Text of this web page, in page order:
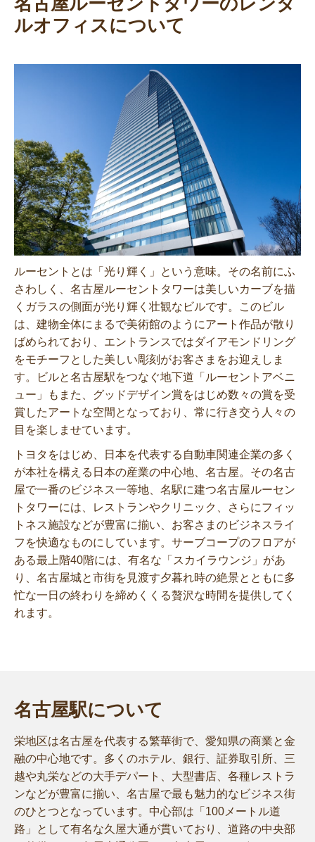
ルオフィスについて
ルーセントとは「光り輝く」という意味。その名前にふ
さわしく、名古屋ルーセントタワーは美しいカーブを描
くガラスの側面が光り輝く壮観なビルです。このビル
は、建物全体にまるで美術館のようにアート作品が散り
ばめられており、エントランスではダイアモンドリング
をモチーフとした美しい彫刻がお客さまをお迎えしま
す。ビルと名古屋駅をつなぐ地下道「ルーセントアベニ
ュー」もまた、グッドデザイン賞をはじめ数々の賞を受
賞したアートな空間となっており、常に行き交う人々の
目を楽しませています。
トヨタをはじめ、日本を代表する自動車関連企業の多く
が本社を構える日本の産業の中心地、名古屋。その名古
屋で一番のビジネス一等地、名駅に建つ名古屋ルーセン
トタワーには、レストランやクリニック、さらにフィッ
トネス施設などが豊富に揃い、お客さまのビジネスライ
フを快適なものにしています。サーブコープのフロアが
ある最上階40階には、有名な「スカイラウンジ」があ
り、名古屋城と市街を見渡す夕暮れ時の絶景とともに多
忙な一日の終わりを締めくくる贅沢な時間を提供してく
れます。
名古屋駅について
栄地区は名古屋を代表する繁華街で、愛知県の商業と金
融の中心地です。多くのホテル、銀行、証券取引所、三
越や丸栄などの大手デパート、大型書店、各種レストラ
ンなどが豊富に揃い、名古屋で最も魅力的なビジネス街
のひとつとなっています。中心部は「100メートル道
路」として有名な久屋大通が貫いており、道路の中央部